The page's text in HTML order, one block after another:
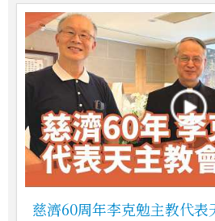
慈濟60周年李克勉主教代表